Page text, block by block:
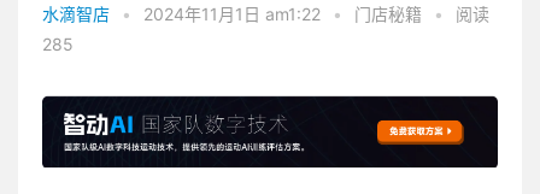
水滴智店 • 2024年11月1日 am1:22 • 门店秘籍 •
阅读
285